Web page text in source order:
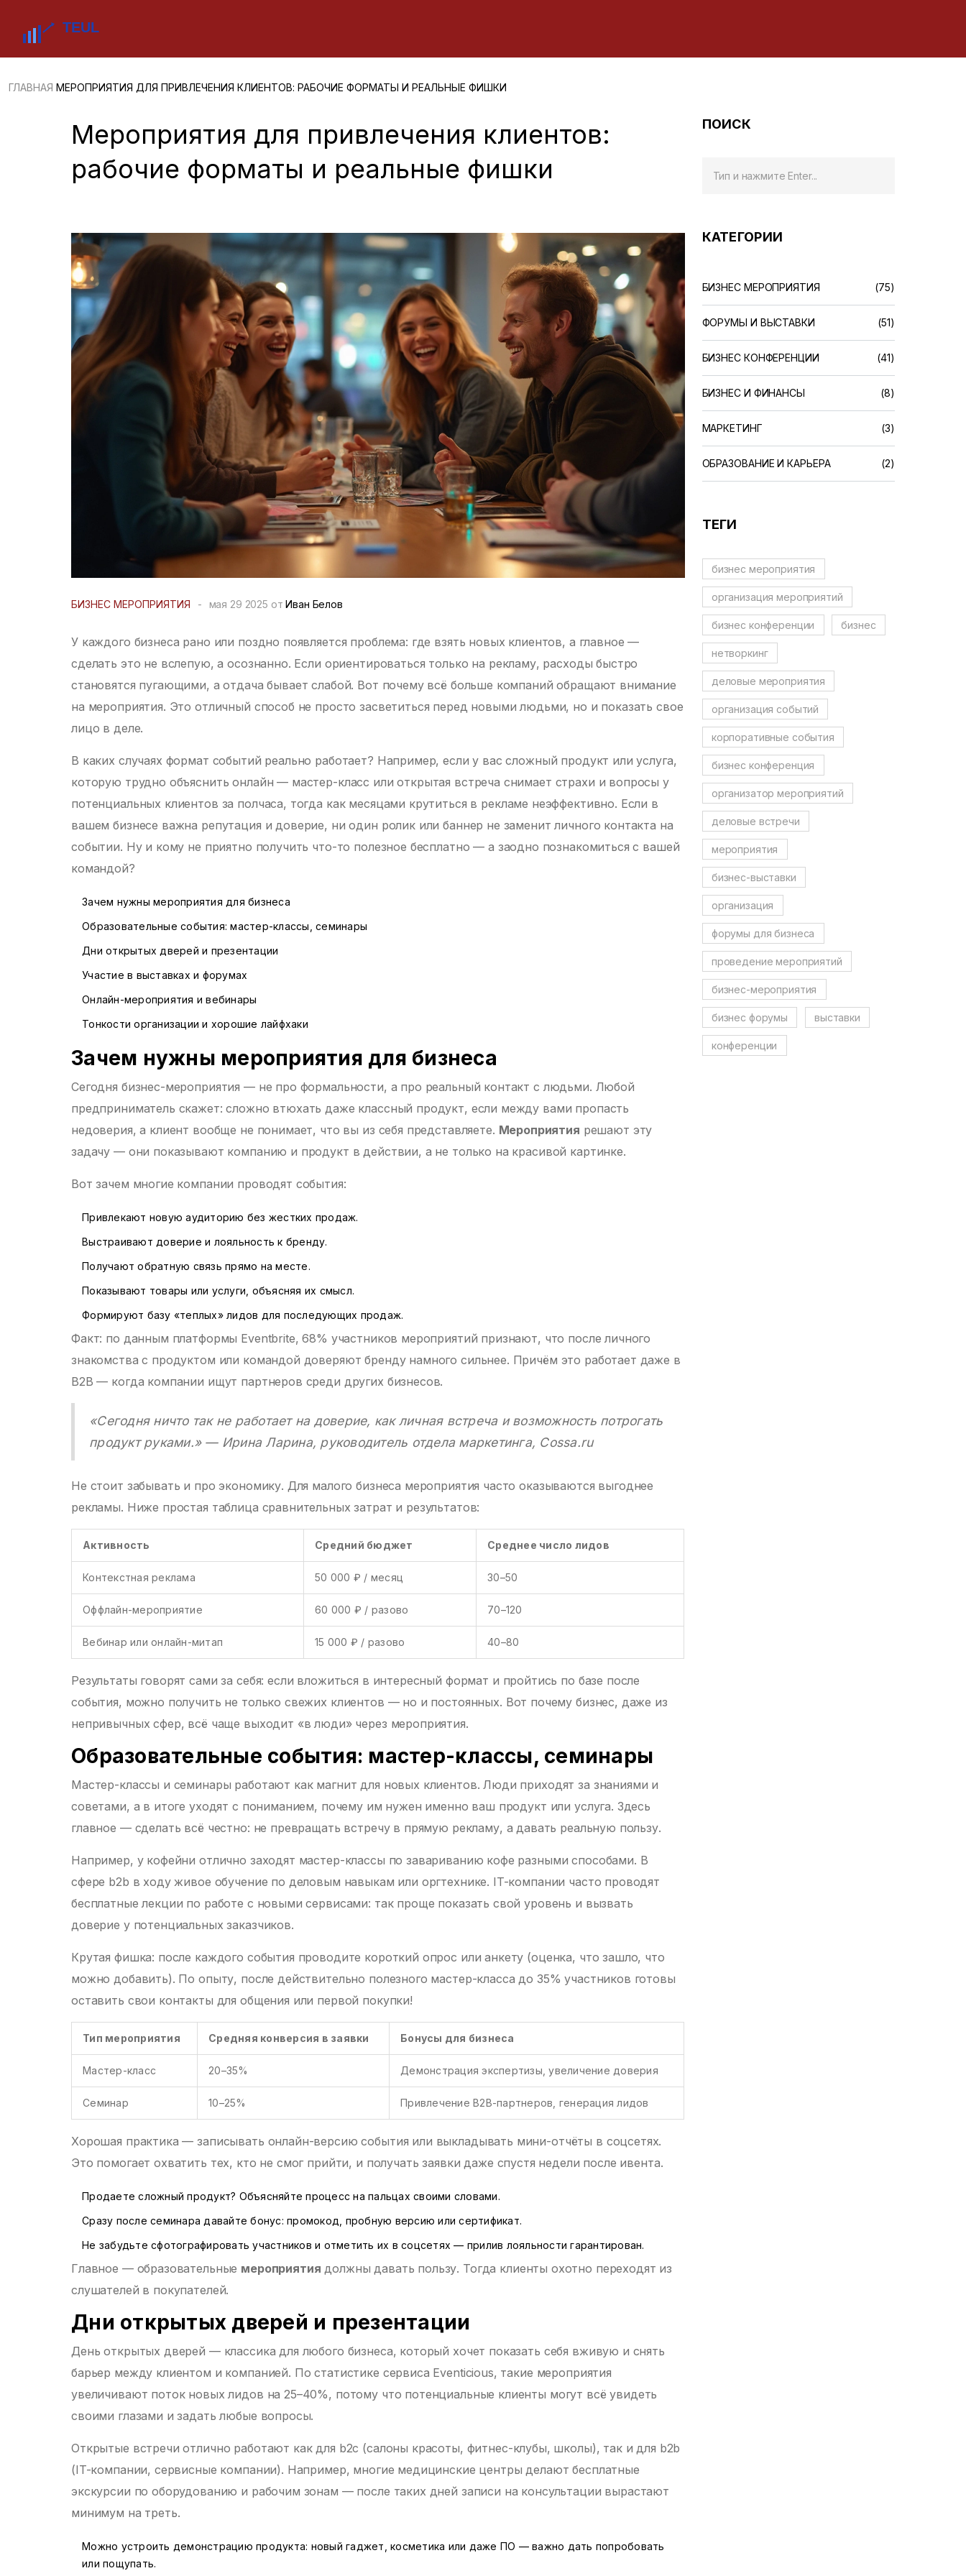
ГЛАВНАЯ МЕРОПРИЯТИЯ ДЛЯ ПРИВЛЕЧЕНИЯ КЛИЕНТОВ: РАБОЧИЕ ФОРМАТЫ И РЕАЛЬНЫЕ ФИШКИ
Мероприятия для привлечения клиентов:
рабочие форматы и реальные фишки
БИЗНЕС МЕРОПРИЯТИЯ - мая 29 2025 от Иван Белов
У каждого бизнеса рано или поздно появляется проблема: где взять новых клиентов, а главное —
сделать это не вслепую, а осознанно. Если ориентироваться только на рекламу, расходы быстро
становятся пугающими, а отдача бывает слабой. Вот почему всё больше компаний обращают внимание
на мероприятия. Это отличный способ не просто засветиться перед новыми людьми, но и показать свое
лицо в деле.
В каких случаях формат событий реально работает? Например, если у вас сложный продукт или услуга,
которую трудно объяснить онлайн — мастер-класс или открытая встреча снимает страхи и вопросы у
потенциальных клиентов за полчаса, тогда как месяцами крутиться в рекламе неэффективно. Если в
вашем бизнесе важна репутация и доверие, ни один ролик или баннер не заменит личного контакта на
событии. Ну и кому не приятно получить что-то полезное бесплатно — а заодно познакомиться с вашей
командой?
Зачем нужны мероприятия для бизнеса
Образовательные события: мастер-классы, семинары
Дни открытых дверей и презентации
Участие в выставках и форумах
Онлайн-мероприятия и вебинары
Тонкости организации и хорошие лайфхаки
Зачем нужны мероприятия для бизнеса
Сегодня бизнес-мероприятия — не про формальности, а про реальный контакт с людьми. Любой
предприниматель скажет: сложно втюхать даже классный продукт, если между вами пропасть
недоверия, а клиент вообще не понимает, что вы из себя представляете. Мероприятия решают эту
задачу — они показывают компанию и продукт в действии, а не только на красивой картинке.
Вот зачем многие компании проводят события:
Привлекают новую аудиторию без жестких продаж.
Выстраивают доверие и лояльность к бренду.
Получают обратную связь прямо на месте.
Показывают товары или услуги, объясняя их смысл.
Формируют базу «теплых» лидов для последующих продаж.
Факт: по данным платформы Eventbrite, 68% участников мероприятий признают, что после личного
знакомства с продуктом или командой доверяют бренду намного сильнее. Причём это работает даже в
В2В — когда компании ищут партнеров среди других бизнесов.
«Сегодня ничто так не работает на доверие, как личная встреча и возможность потрогать
продукт руками.» — Ирина Ларина, руководитель отдела маркетинга, Cossa.ru
Не стоит забывать и про экономику. Для малого бизнеса мероприятия часто оказываются выгоднее
рекламы. Ниже простая таблица сравнительных затрат и результатов:
Активность Средний бюджет Среднее число лидов
Контекстная реклама 50 000 ₽ / месяц 30–50
Оффлайн-мероприятие 60 000 ₽ / разово 70–120
Вебинар или онлайн-митап 15 000 ₽ / разово 40–80
Результаты говорят сами за себя: если вложиться в интересный формат и пройтись по базе после
события, можно получить не только свежих клиентов — но и постоянных. Вот почему бизнес, даже из
непривычных сфер, всё чаще выходит «в люди» через мероприятия.
Образовательные события: мастер-классы, семинары
Мастер-классы и семинары работают как магнит для новых клиентов. Люди приходят за знаниями и
советами, а в итоге уходят с пониманием, почему им нужен именно ваш продукт или услуга. Здесь
главное — сделать всё честно: не превращать встречу в прямую рекламу, а давать реальную пользу.
Например, у кофейни отлично заходят мастер-классы по завариванию кофе разными способами. В
сфере b2b в ходу живое обучение по деловым навыкам или оргтехнике. IT-компании часто проводят
бесплатные лекции по работе с новыми сервисами: так проще показать свой уровень и вызвать
доверие у потенциальных заказчиков.
Крутая фишка: после каждого события проводите короткий опрос или анкету (оценка, что зашло, что
можно добавить). По опыту, после действительно полезного мастер-класса до 35% участников готовы
оставить свои контакты для общения или первой покупки!
Тип мероприятия Средняя конверсия в заявки Бонусы для бизнеса
Мастер-класс 20–35% Демонстрация экспертизы, увеличение доверия
Семинар 10–25% Привлечение B2B-партнеров, генерация лидов
Хорошая практика — записывать онлайн-версию события или выкладывать мини-отчёты в соцсетях.
Это помогает охватить тех, кто не смог прийти, и получать заявки даже спустя недели после ивента.
Продаете сложный продукт? Объясняйте процесс на пальцах своими словами.
Сразу после семинара давайте бонус: промокод, пробную версию или сертификат.
Не забудьте сфотографировать участников и отметить их в соцсетях — прилив лояльности гарантирован.
Главное — образовательные мероприятия должны давать пользу. Тогда клиенты охотно переходят из
слушателей в покупателей.
Дни открытых дверей и презентации
День открытых дверей — классика для любого бизнеса, который хочет показать себя вживую и снять
барьер между клиентом и компанией. По статистике сервиса Eventicious, такие мероприятия
увеличивают поток новых лидов на 25–40%, потому что потенциальные клиенты могут всё увидеть
своими глазами и задать любые вопросы.
Открытые встречи отлично работают как для b2c (салоны красоты, фитнес-клубы, школы), так и для b2b
(IT-компании, сервисные компании). Например, многие медицинские центры делают бесплатные
экскурсии по оборудованию и рабочим зонам — после таких дней записи на консультации вырастают
минимум на треть.
Можно устроить демонстрацию продукта: новый гаджет, косметика или даже ПО — важно дать попробовать
или пощупать.
ПОИСК
КАТЕГОРИИ
БИЗНЕС МЕРОПРИЯТИЯ (75)
ФОРУМЫ И ВЫСТАВКИ (51)
БИЗНЕС КОНФЕРЕНЦИИ (41)
БИЗНЕС И ФИНАНСЫ (8)
МАРКЕТИНГ (3)
ОБРАЗОВАНИЕ И КАРЬЕРА (2)
ТЕГИ
бизнес мероприятия
организация мероприятий
бизнес конференции бизнес
нетворкинг
деловые мероприятия
организация событий
корпоративные события
бизнес конференция
организатор мероприятий
деловые встречи
мероприятия
бизнес-выставки
организация
форумы для бизнеса
проведение мероприятий
бизнес-мероприятия
бизнес форумы выставки
конференции